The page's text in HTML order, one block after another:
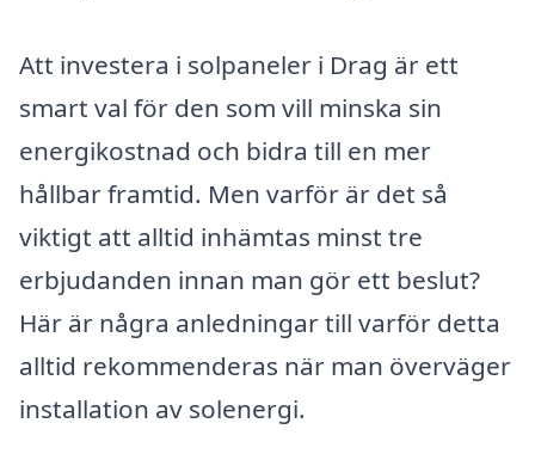
Att investera i solpaneler i Drag är ett
smart val för den som vill minska sin
energikostnad och bidra till en mer
hållbar framtid. Men varför är det så
viktigt att alltid inhämtas minst tre
erbjudanden innan man gör ett beslut?
Här är några anledningar till varför detta
alltid rekommenderas när man överväger
installation av solenergi.